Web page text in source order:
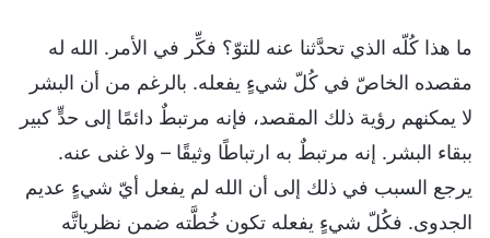
ما هذا كُلّه الذي تحدَّثنا عنه للتوّ؟ فكِّر في الأمر. الله له
مقصده الخاصّ في كُلّ شيءٍ يفعله. بالرغم من أن البشر
لا يمكنهم رؤية ذلك المقصد، فإنه مرتبطٌ دائمًا إلى حدٍّ كبير
ببقاء البشر. إنه مرتبطٌ به ارتباطًا وثيقًا – ولا غنى عنه.
يرجع السبب في ذلك إلى أن الله لم يفعل أيّ شيءٍ عديم
الجدوى. فكُلّ شيءٍ يفعله تكون خُطَّته ضمن نظرياتَّه